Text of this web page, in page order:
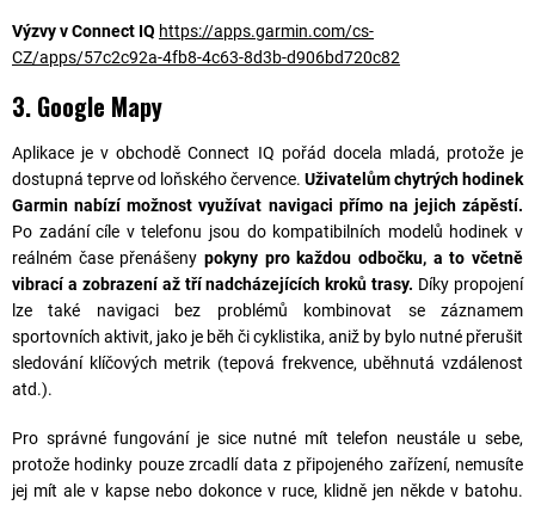
Výzvy v Connect IQ https://apps.garmin.com/cs-
CZ/apps/57c2c92a-4fb8-4c63-8d3b-d906bd720c82
3. Google Mapy
Aplikace je v obchodě Connect IQ pořád docela mladá, protože je
dostupná teprve od loňského července. Uživatelům chytrých hodinek
Garmin nabízí možnost využívat navigaci přímo na jejich zápěstí.
Po zadání cíle v telefonu jsou do kompatibilních modelů hodinek v
reálném čase přenášeny pokyny pro každou odbočku, a to včetně
vibrací a zobrazení až tří nadcházejících kroků trasy. Díky propojení
lze také navigaci bez problémů kombinovat se záznamem
sportovních aktivit, jako je běh či cyklistika, aniž by bylo nutné přerušit
sledování klíčových metrik (tepová frekvence, uběhnutá vzdálenost
atd.).
Pro správné fungování je sice nutné mít telefon neustále u sebe,
protože hodinky pouze zrcadlí data z připojeného zařízení, nemusíte
jej mít ale v kapse nebo dokonce v ruce, klidně jen někde v batohu.